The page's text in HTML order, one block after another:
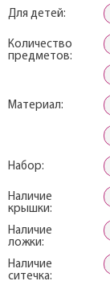
Для детей:
Количество
предметов:
Материал:
Набор:
Наличие
крышки:
Наличие
ложки:
Наличие
ситечка: